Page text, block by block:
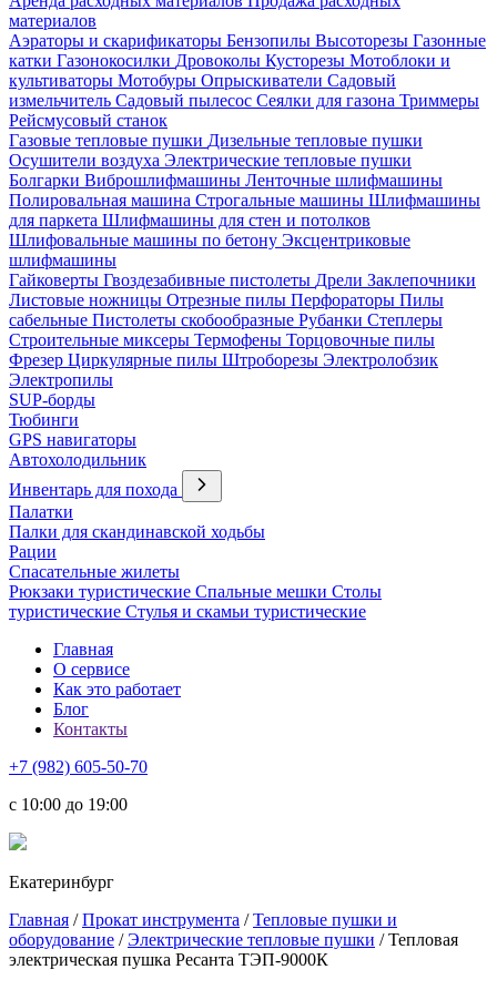
материалов
Аэраторы и скарификаторы Бензопилы Высоторезы Газонные
катки Газонокосилки Дровоколы Кусторезы Мотоблоки и
культиваторы Мотобуры Опрыскиватели Садовый
измельчитель Садовый пылесос Сеялки для газона Триммеры
Рейсмусовый станок
Газовые тепловые пушки Дизельные тепловые пушки
Осушители воздуха Электрические тепловые пушки
Болгарки Виброшлифмашины Ленточные шлифмашины
Полировальная машина Строгальные машины Шлифмашины
для паркета Шлифмашины для стен и потолков
Шлифовальные машины по бетону Эксцентриковые
шлифмашины
Гайковерты Гвоздезабивные пистолеты Дрели Заклепочники
Листовые ножницы Отрезные пилы Перфораторы Пилы
сабельные Пистолеты скобообразные Рубанки Степлеры
Строительные миксеры Термофены Торцовочные пилы
Фрезер Циркулярные пилы Штроборезы Электролобзик
Электропилы
SUP-борды
Тюбинги
GPS навигаторы
Автохолодильник
Инвентарь для похода
Палатки
Палки для скандинавской ходьбы
Рации
Спасательные жилеты
Рюкзаки туристические Спальные мешки Столы
туристические Стулья и скамьи туристические
Главная
О сервисе
Как это работает
Блог
Контакты
+7 (982) 605-50-70
c 10:00 до 19:00
Екатеринбург
Главная /Прокат инструмента /Тепловые пушки и
оборудование /Электрические тепловые пушки / Тепловая
электрическая пушка Ресанта ТЭП-9000К